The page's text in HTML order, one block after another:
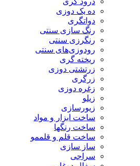
ده یک دوزی
دواتگری
رنگ سازی سنتی
رنگرزی سنتی
رودوزی‌های سنتی
ریخته گری
زرتشتی دوزی
زرگری
زغره دوزی
زیلو
زیورسازی
ساخت ابزار و مواد
ساخت رنگها
ساخت قلم و قلممو
ساز سازی
سراجی